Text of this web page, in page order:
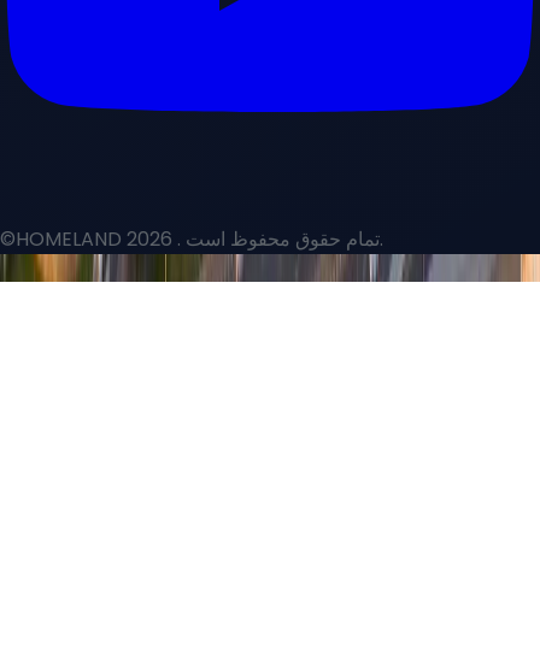
©HOMELAND 2026 . تمام حقوق محفوظ است.